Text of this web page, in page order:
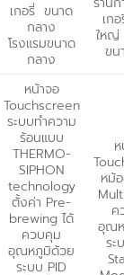
เกอรี่ ขนาด
กลาง
โรงแรมขนาด
กลาง
เก
ใหญ่
ขน
หน้าจอ
Touchscreen
ระบบทำความ
ร้อนแบบ
THERMO-
SIPHON
technology
ตั้งค่า Pre-
brewing ได้
ควบคุม
อุณหภูมิด้วย
ระบบ PID
หม้
ค
อุณ
ระ